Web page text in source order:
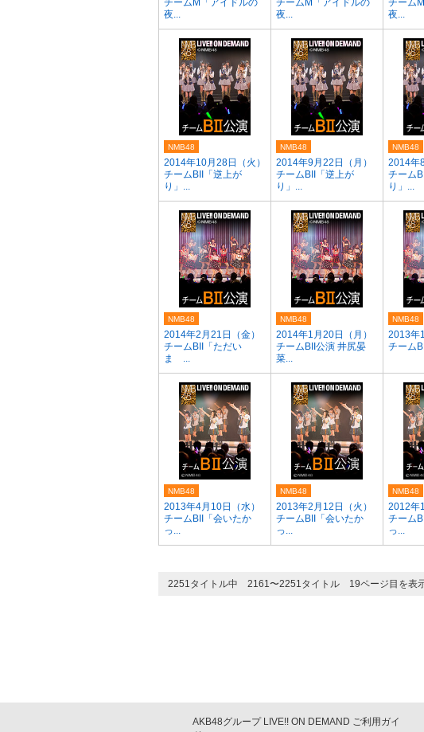
チームM「アイドルの
夜...
チームM「アイドルの
夜...
チーム
夜...
2014年10月28日（火）
チームBII「逆上が
り」...
NMB48
2014年9月22日（月）
チームBII「逆上が
り」...
NMB48
2014年
チーム
り」...
NMB48
2014年2月21日（金）
チームBII「ただい
ま ...
NMB48
2014年1月20日（月）
チームBII公演 井尻晏
菜...
NMB48
2013年
チーム
NMB48
2013年4月10日（水）
チームBII「会いたか
っ...
NMB48
2013年2月12日（火）
チームBII「会いたか
っ...
NMB48
2012年
チーム
っ...
NMB48
2251タイトル中 2161〜2251タイトル 19ページ目を表
AKB48グループ LIVE!! ON DEMAND ご利用ガイ